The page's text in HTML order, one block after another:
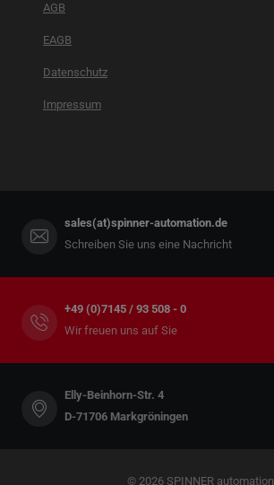
AGB
EAGB
Datenschutz
Impressum
sales(at)spinner-automation.de
Schreiben Sie uns eine Nachricht
+49 (0)7145 / 93 508 - 0
Wir freuen uns auf Sie
Elly-Beinhorn-Str. 4
D-71706 Markgröningen
© 2026 SPINNER automation